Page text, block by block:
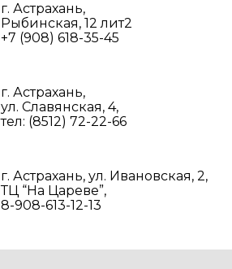
г. Астрахань,
Рыбинская, 12 лит2
+7 (908) 618-35-45‬
г. Астрахань,
ул. Славянская, 4,
тел: (8512) 72-22-66
г. Астрахань, ул. Ивановская, 2,
ТЦ “На Цареве”,
8-908-613-12-13